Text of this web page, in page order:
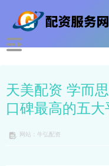
天美配资 学而
口碑最高的五大
网站：牛弘配资